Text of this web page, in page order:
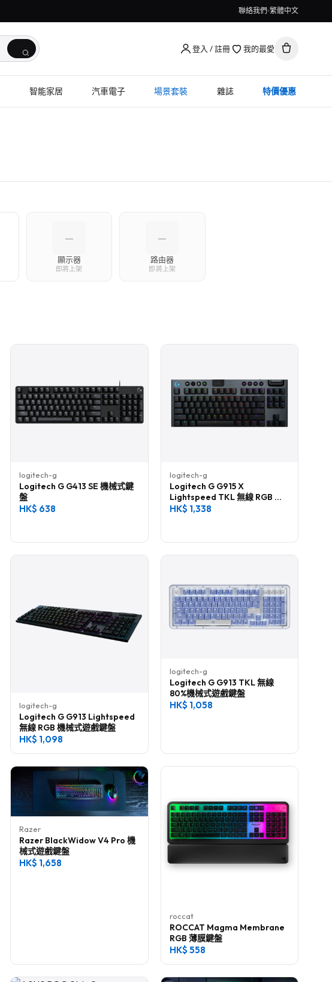
聯絡我們 繁體中文
登入 / 註冊 我的最愛
智能家居 汽車電子 場景套裝 雜誌 特價優惠
—
顯示器
即將上架
—
路由器
即將上架
logitech-g
Logitech G G413 SE 機械式鍵
盤
HK$ 638
logitech-g
Logitech G G915 X
Lightspeed TKL 無線 RGB 機
械電競鍵盤
HK$ 1,338
logitech-g
Logitech G G913 Lightspeed
無線 RGB 機械式遊戲鍵盤
HK$ 1,098
logitech-g
Logitech G G913 TKL 無線
80%機械式遊戲鍵盤
HK$ 1,058
Razer
Razer BlackWidow V4 Pro 機
械式遊戲鍵盤
HK$ 1,658
roccat
ROCCAT Magma Membrane
RGB 薄膜鍵盤
HK$ 558